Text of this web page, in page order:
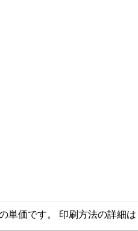
単価です。 印刷方法の詳細は